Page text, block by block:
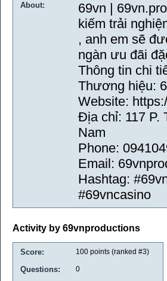
About:
69vn |
kiếm trải
, anh em sẽ
ngàn ưu đãi
Thông tin chi
Thương hiệu:
Website:
Địa chỉ: 117 P.
Nam
Phone:
Email:
Hashtag:
#69vncasino
Activity by 69vnproductions
Score: 100 points (ranked #3)
Questions: 0